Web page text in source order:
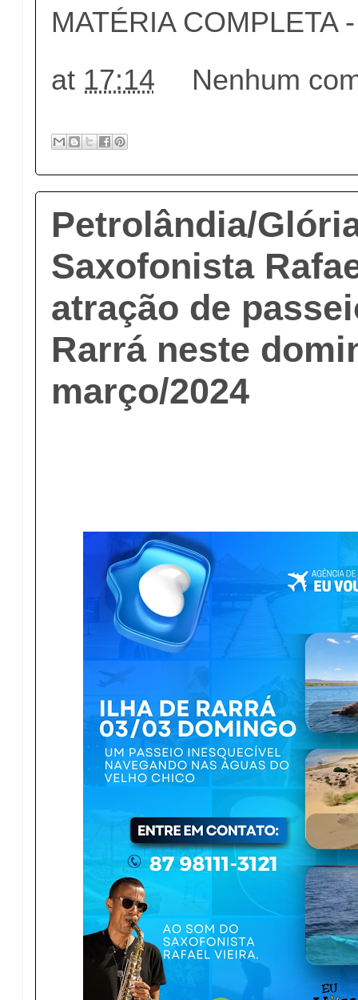
MATÉRIA COMPLETA
at 17:14 Nenhum
Petrolândia/
Saxofonista
atração de
Rarrá neste
março/2024